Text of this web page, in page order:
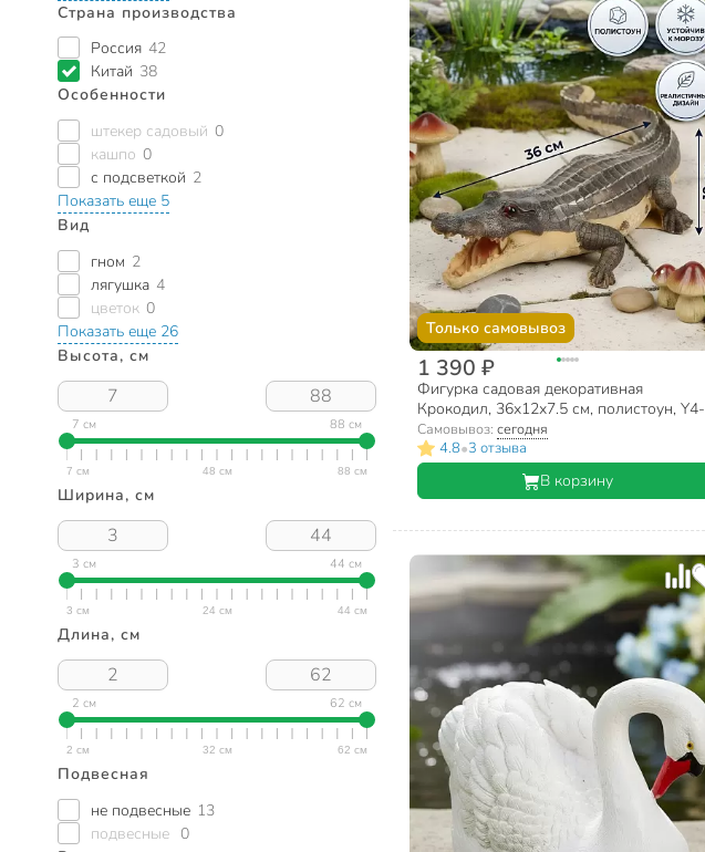
Страна производства
Россия 42
Китай 38
Особенности
штекер садовый 0
кашпо 0
с подсветкой 2
Показать еще 5
Вид
гном 2
лягушка 4
цветок 0
Показать еще 26
Высота, см
7 см 88 см
Ширина, см
3 см 44 см
Длина, см
2 см 62 см
Подвесная
не подвесные 13
подвесные 0
Только самовывоз
1 390 ₽
Фигурка садовая декоративная
Крокодил, 36х12х7.5 см, полистоун, Y4-
11213
Самовывоз: сегодня
4.8•3 отзыва
В корзину